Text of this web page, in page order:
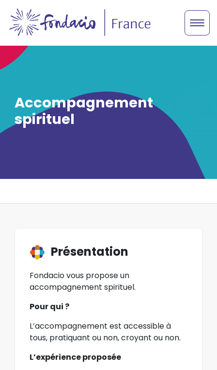
Accompagnement
spirituel
Présentation
Fondacio vous propose un
accompagnement spirituel.
Pour qui ?
L’accompagnement est accessible à
tous, pratiquant ou non, croyant ou non.
L’expérience proposée